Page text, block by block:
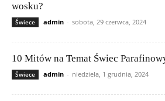
wosku?
Świece admin - sobota, 29 czerwca, 2024
10 Mitów na Temat Świec
Świece admin - niedziela, 1 grudnia, 2024